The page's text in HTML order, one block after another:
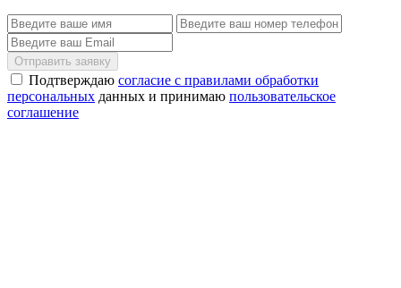
Отправить заявку
Подтверждаю согласие с правилами обработки
персональных данных и принимаю пользовательское
соглашение